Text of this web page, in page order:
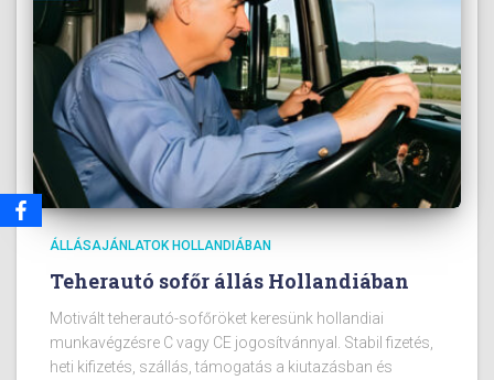
ÁLLÁSAJÁNLATOK HOLLANDIÁBAN
Teherautó sofőr állás Hollandiában
Motivált teherautó-sofőröket keresünk hollandiai
munkavégzésre C vagy CE jogosítvánnyal. Stabil fizetés,
heti kifizetés, szállás, támogatás a kiutazásban és